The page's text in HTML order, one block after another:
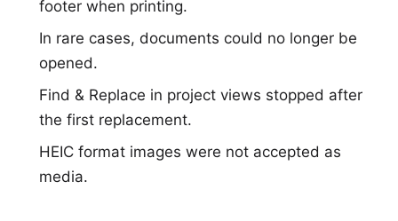
footer when printing.
In rare cases, documents could no longer be
opened.
Find & Replace in project views stopped after
the first replacement.
HEIC format images were not accepted as
media.